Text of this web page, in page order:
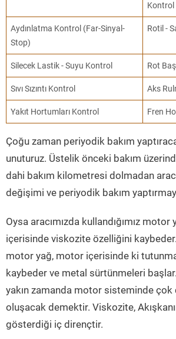
Kontrol
Aydınlatma Kontrol (Far-Sinyal-
Stop)
Rotil -
Silecek Lastik - Suyu Kontrol Rot
Sıvı Sızıntı Kontrol Aks
Yakıt Hortumları Kontrol Fren
Çoğu zaman periyodik bakım
unuturuz. Üstelik önceki bakım
dahi bakım kilometresi dolmadan
değişimi ve periyodik bakım
Oysa aracımızda kullandığımız motor
içerisinde viskozite özelliğini
motor yağ, motor içerisinde ki
kaybeder ve metal sürtünmeleri
yakın zamanda motor sisteminde
oluşacak demektir. Viskozite,
gösterdiği iç dirençtir.